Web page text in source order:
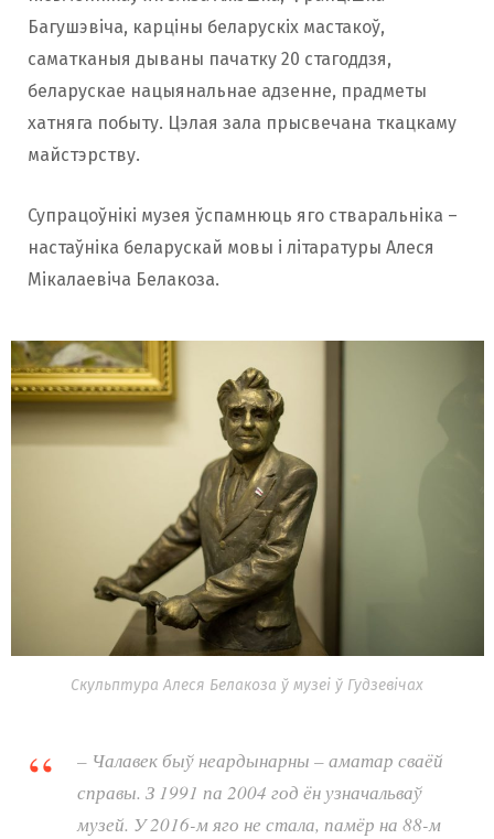
Багушэвіча, карціны беларускіх мастакоў,
саматканыя дываны пачатку 20 стагоддзя,
беларускае нацыянальнае адзенне, прадметы
хатняга побыту. Цэлая зала прысвечана ткацкаму
майстэрству.
Супрацоўнікі музея ўспамнюць яго стваральніка –
настаўніка беларускай мовы і літаратуры Алеся
Мікалаевіча Белакоза.
Скульптура Алеся Белакоза ў музеі ў Гудзевічах
– Чалавек быў неардынарны – аматар сваёй
справы. З 1991 па 2004 год ён узначальваў
музей. У 2016-м яго не стала, памёр на 88-м